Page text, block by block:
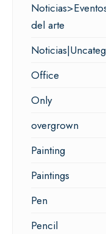
del arte
Office
Only
overgrown
Painting
Paintings
Pen
Pencil